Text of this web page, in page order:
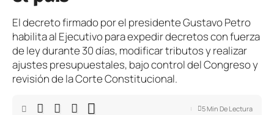
El decreto firmado por el presidente Gustavo Petro
habilita al Ejecutivo para expedir decretos con fuerza
de ley durante 30 días, modificar tributos y realizar
ajustes presupuestales, bajo control del Congreso y
revisión de la Corte Constitucional.
5 Min De Lectura